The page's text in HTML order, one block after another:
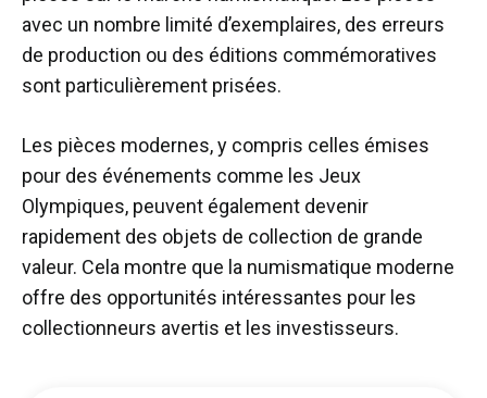
avec un nombre limité d’exemplaires, des erreurs
de production ou des éditions commémoratives
sont particulièrement prisées.
Les pièces modernes, y compris celles émises
pour des événements comme les Jeux
Olympiques, peuvent également devenir
rapidement des objets de collection de grande
valeur. Cela montre que la numismatique moderne
offre des opportunités intéressantes pour les
collectionneurs avertis et les investisseurs.